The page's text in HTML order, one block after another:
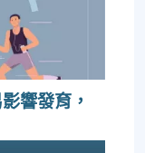
響發育，